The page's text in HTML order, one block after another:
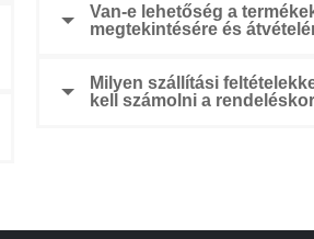
Van-e lehetőség a
megtekintésére és
Milyen szállítási
kell számolni a